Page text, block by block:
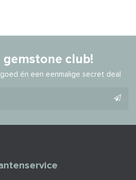
gemstone club!
én een eenmalige secret deal